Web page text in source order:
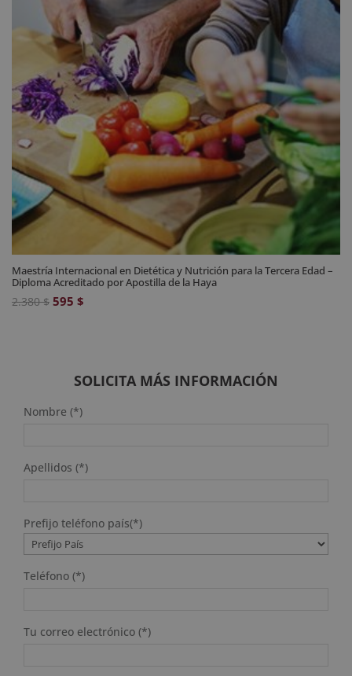
Maestría Internacional en Dietética y Nutrición para la Tercera Edad –
Diploma Acreditado por Apostilla de la Haya
2.380$ El
2.380 $.
595 $
595 $.
SOLICITA MÁS INFORMACIÓN
Nombre (*)
Apellidos (*)
Prefijo teléfono país(*)
Teléfono (*)
Tu correo electrónico (*)